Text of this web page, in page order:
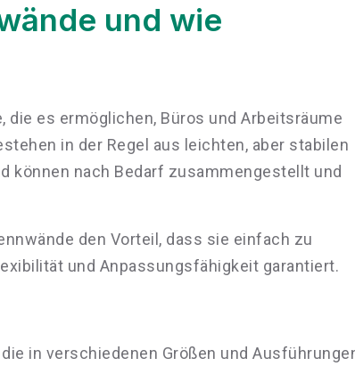
und wie
es ermöglichen, Büros und Arbeitsräume
in der Regel aus leichten, aber stabilen
können nach Bedarf zusammengestellt und
den Vorteil, dass sie einfach zu
und Anpassungsfähigkeit garantiert.
in verschiedenen Größen und